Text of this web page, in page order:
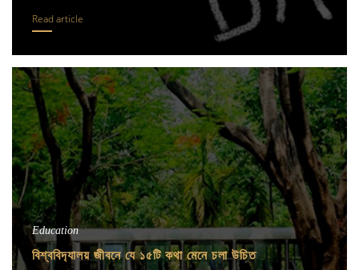
Read article
Education
বিশ্ববিদ‍্যালয় জীবনে যে ১৫টি কথা মেনে চলা উচিত